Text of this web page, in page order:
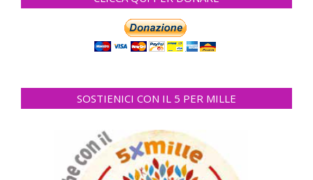
SOSTIENICI CON IL 5 PER MILLE